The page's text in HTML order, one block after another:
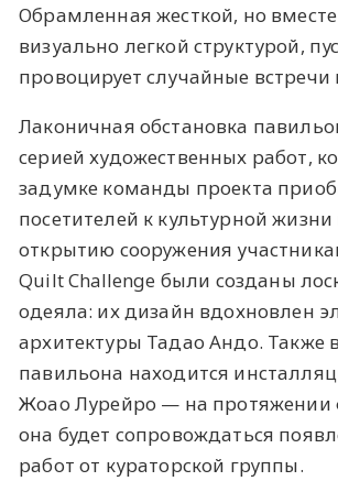
Обрамленная жесткой, но
визуально легкой структурой,
провоцирует случайные встречи
Лаконичная обстановка
серией художественных работ,
задумке команды проекта
посетителей к культурной жизни
открытию сооружения
Quilt Challenge были созданы
одеяла: их дизайн вдохновлен
архитектуры Тадао Андо. Также
павильона находится
Жоао Лурейро — на протяжении
она будет сопровождаться
работ от кураторской группы.